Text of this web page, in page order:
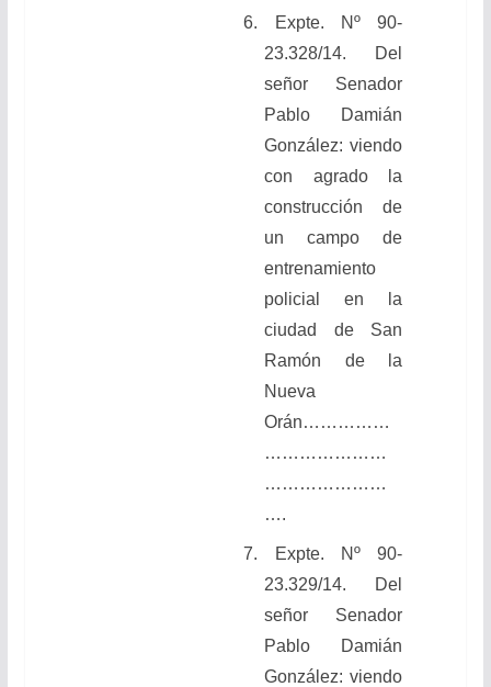
6. Expte. Nº 90-
23.328/14. Del
señor Senador
Pablo Damián
González: viendo
con agrado la
construcción de
un campo de
entrenamiento
policial en la
ciudad de San
Ramón de la
Nueva
Orán……………
…………………
…………………
….
7. Expte. Nº 90-
23.329/14. Del
señor Senador
Pablo Damián
González: viendo